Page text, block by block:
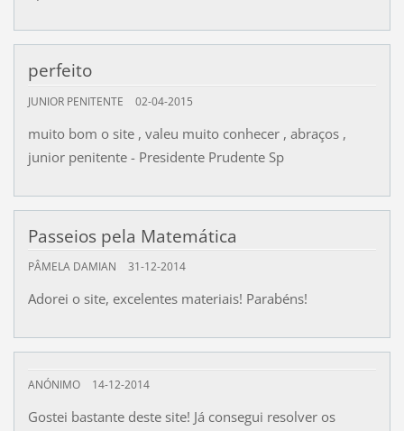
perfeito
JUNIOR PENITENTE 02-04-2015
muito bom o site , valeu muito conhecer , abraços ,
junior penitente - Presidente Prudente Sp
Passeios pela Matemática
PÂMELA DAMIAN 31-12-2014
Adorei o site, excelentes materiais! Parabéns!
ANÓNIMO 14-12-2014
Gostei bastante deste site! Já consegui resolver os